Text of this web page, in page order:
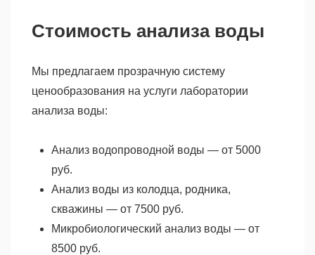
Стоимость анализа воды
Мы предлагаем прозрачную систему
ценообразования на услуги лаборатории
анализа воды:
Анализ водопроводной воды — от 5000
руб.
Анализ воды из колодца, родника,
скважины — от 7500 руб.
Микробиологический анализ воды — от
8500 руб.